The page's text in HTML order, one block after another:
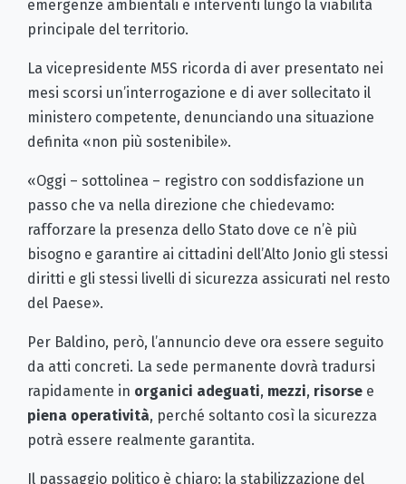
emergenze ambientali e interventi lungo la viabilità
principale del territorio.
La vicepresidente M5S ricorda di aver presentato nei
mesi scorsi un’interrogazione e di aver sollecitato il
ministero competente, denunciando una situazione
definita «non più sostenibile».
«Oggi – sottolinea – registro con soddisfazione un
passo che va nella direzione che chiedevamo:
rafforzare la presenza dello Stato dove ce n’è più
bisogno e garantire ai cittadini dell’Alto Jonio gli stessi
diritti e gli stessi livelli di sicurezza assicurati nel resto
del Paese».
Per Baldino, però, l’annuncio deve ora essere seguito
da atti concreti. La sede permanente dovrà tradursi
rapidamente in organici adeguati, mezzi, risorse e
piena operatività, perché soltanto così la sicurezza
potrà essere realmente garantita.
Il passaggio politico è chiaro: la stabilizzazione del